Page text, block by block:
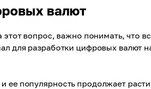
валют
вопрос, важно понимать, что
для разработки цифровых валют
ее популярность продолжает